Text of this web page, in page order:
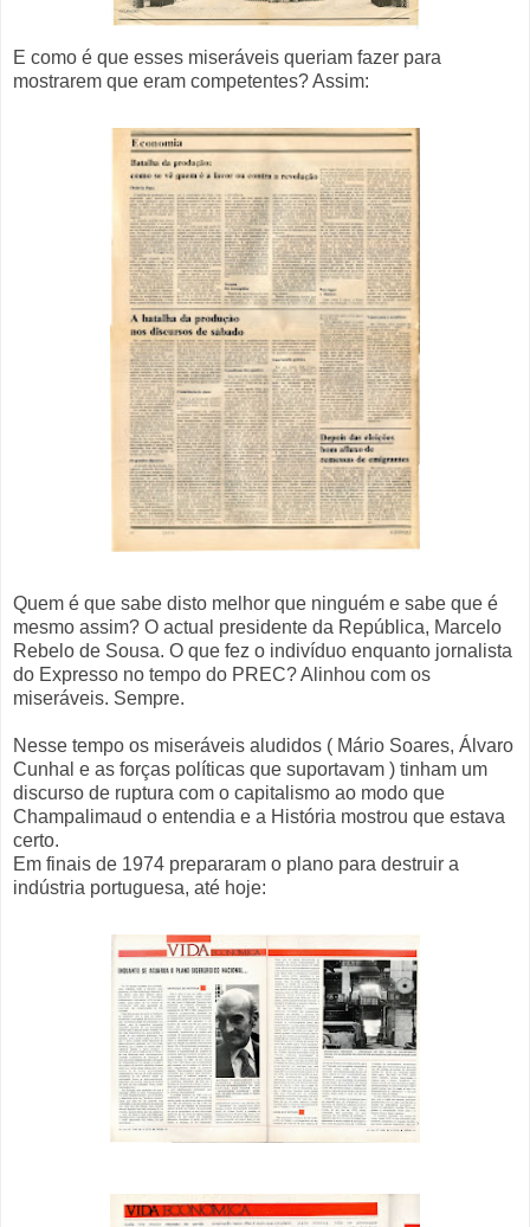
E como é que esses miseráveis queriam fazer para
mostrarem que eram competentes? Assim:
Quem é que sabe disto melhor que ninguém e sabe que é
mesmo assim? O actual presidente da República, Marcelo
Rebelo de Sousa. O que fez o indivíduo enquanto jornalista
do Expresso no tempo do PREC? Alinhou com os
miseráveis. Sempre.
Nesse tempo os miseráveis aludidos ( Mário Soares, Álvaro
Cunhal e as forças políticas que suportavam ) tinham um
discurso de ruptura com o capitalismo ao modo que
Champalimaud o entendia e a História mostrou que estava
certo.
Em finais de 1974 prepararam o plano para destruir a
indústria portuguesa, até hoje: